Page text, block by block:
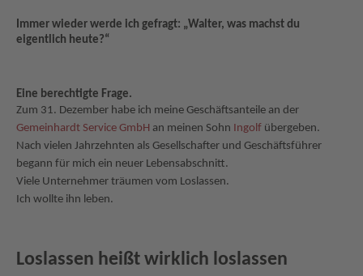
Immer wieder werde ich gefragt: „Walter, was machst du
eigentlich heute?“
Eine berechtigte Frage.
Zum 31. Dezember habe ich meine Geschäftsanteile an der
Gemeinhardt Service GmbH an meinen Sohn Ingolf übergeben.
Nach vielen Jahrzehnten als Gesellschafter und Geschäftsführer
begann für mich ein neuer Lebensabschnitt.
Viele Unternehmer träumen vom Loslassen.
Ich wollte ihn leben.
Loslassen heißt wirklich loslassen